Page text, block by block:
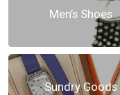
Men’s Shoes
Sundry Goods